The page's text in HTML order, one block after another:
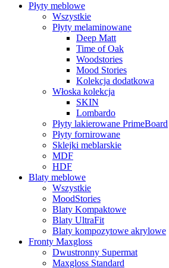
Płyty meblowe
Wszystkie
Płyty melaminowane
Deep Matt
Time of Oak
Woodstories
Mood Stories
Kolekcja dodatkowa
Włoska kolekcja
SKIN
Lombardo
Płyty lakierowane PrimeBoard
Płyty fornirowane
Sklejki meblarskie
MDF
HDF
Blaty meblowe
Wszystkie
MoodStories
Blaty Kompaktowe
Blaty UltraFit
Blaty kompozytowe akrylowe
Fronty Maxgloss
Dwustronny Supermat
Maxgloss Standard